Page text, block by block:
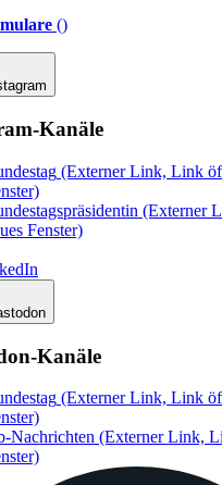
()
Kanäle
(Externer Link, Link
(Externer
Fenster)
Kanäle
(Externer Link, Link
Nachrichten (Externer Link,